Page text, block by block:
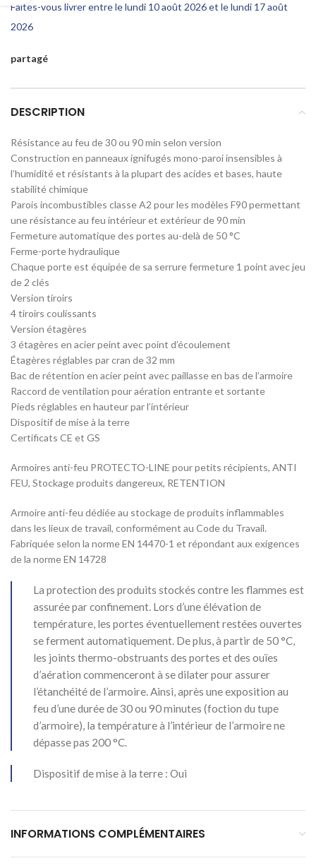
Faites-vous livrer entre le lundi 10 août 2026 et le lundi 17 août
2026
partagé
DESCRIPTION
Résistance au feu de 30 ou 90 min selon version
Construction en panneaux ignifugés mono-paroi insensibles à
l’humidité et résistants à la plupart des acides et bases, haute
stabilité chimique
Parois incombustibles classe A2 pour les modèles F90 permettant
une résistance au feu intérieur et extérieur de 90 min
Fermeture automatique des portes au-delà de 50 °C
Ferme-porte hydraulique
Chaque porte est équipée de sa serrure fermeture 1 point avec jeu
de 2 clés
Version tiroirs
4 tiroirs coulissants
Version étagères
3 étagères en acier peint avec point d’écoulement
Étagères réglables par cran de 32 mm
Bac de rétention en acier peint avec paillasse en bas de l’armoire
Raccord de ventilation pour aération entrante et sortante
Pieds réglables en hauteur par l’intérieur
Dispositif de mise à la terre
Certificats CE et GS
Armoires anti-feu PROTECTO-LINE pour petits récipients, ANTI
FEU, Stockage produits dangereux, RETENTION
Armoire anti-feu dédiée au stockage de produits inflammables
dans les lieux de travail, conformément au Code du Travail.
Fabriquée selon la norme EN 14470-1 et répondant aux exigences
de la norme EN 14728
La protection des produits stockés contre les flammes est
assurée par confinement. Lors d’une élévation de
température, les portes éventuellement restées ouvertes
se ferment automatiquement. De plus, à partir de 50 °C,
les joints thermo-obstruants des portes et des ouïes
d’aération commenceront à se dilater pour assurer
l’étanchéité de l’armoire. Ainsi, après une exposition au
feu d’une durée de 30 ou 90 minutes (foction du tupe
d’armoire), la température à l’intérieur de l’armoire ne
dépasse pas 200 °C.
Dispositif de mise à la terre : Oui
INFORMATIONS COMPLÉMENTAIRES